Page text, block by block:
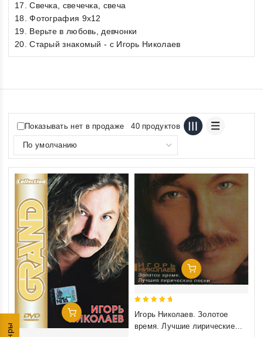
17. Свечка, свечечка, свеча
18. Фотография 9х12
19. Верьте в любовь, девчонки
20. Старый знакомый - c Игорь Николаев
Показывать нет в продаже 40 продуктов
Добавить В Корзину
Добавить В Корзину
out of 5
Игорь Николаев. Золотое
время. Лучшие лирические